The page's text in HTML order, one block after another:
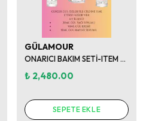
GÜLAMOUR
ONARICI BAKIM SETİ-ITEM 3 (ROSE YEAST SERUM & ROSE OİL KREAM & ROSE OİL SERUM)
₺ 2,480.00
SEPETE EKLE